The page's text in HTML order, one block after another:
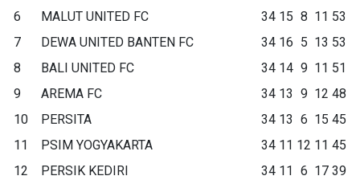
6 MALUT UNITED FC 34 15 8 11 53
7
DEWA UNITED BANTEN FC 34 16 5 13 53
8
BALI UNITED FC 34 14 9 11 51
9
AREMA FC 34 13 9 12 48
10
PERSITA 34 13 6 15 45
11
PSIM YOGYAKARTA 34 11 12 11 45
12
PERSIK KEDIRI 34 11 6 17 39